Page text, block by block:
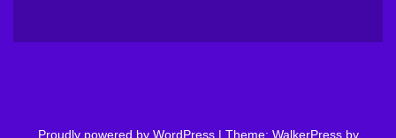
Proudly powered by WordPress | Theme: WalkerPress by